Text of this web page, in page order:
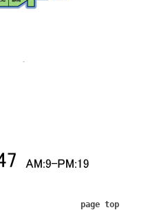
page top